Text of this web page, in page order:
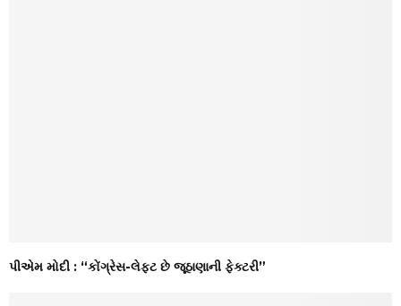
પીએમ મોદી : “કોંગ્રેસ-લેફ્ટ છે જૂઠાણાની ફેક્ટરી”